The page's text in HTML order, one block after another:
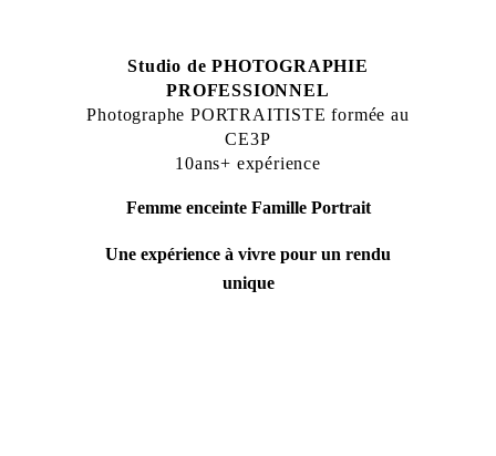
Studio de PHOTOGRAPHIE
PROFESSIONNEL
Photographe PORTRAITISTE formée au
CE3P
10ans+ expérience
Femme enceinte Famille Portrait
Une expérience à vivre pour un rendu
unique